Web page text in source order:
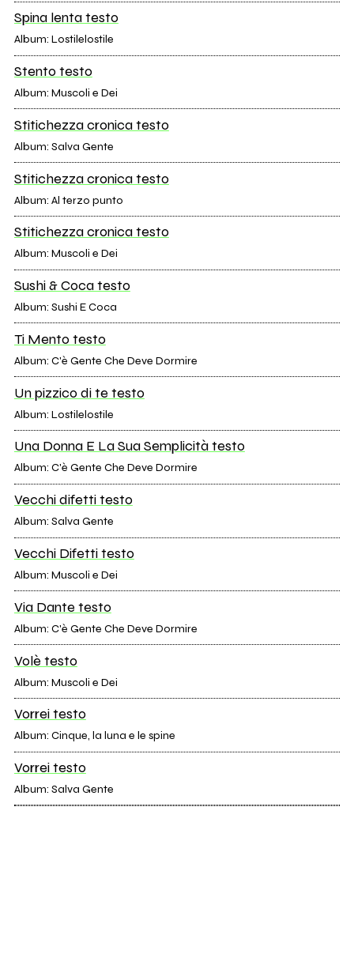
Spina lenta testo
Album: Lostilelostile
Stento testo
Album: Muscoli e Dei
Stitichezza cronica testo
Album: Salva Gente
Stitichezza cronica testo
Album: Al terzo punto
Stitichezza cronica testo
Album: Muscoli e Dei
Sushi & Coca testo
Album: Sushi E Coca
Ti Mento testo
Album: C'è Gente Che Deve Dormire
Un pizzico di te testo
Album: Lostilelostile
Una Donna E La Sua Semplicità testo
Album: C'è Gente Che Deve Dormire
Vecchi difetti testo
Album: Salva Gente
Vecchi Difetti testo
Album: Muscoli e Dei
Via Dante testo
Album: C'è Gente Che Deve Dormire
Volè testo
Album: Muscoli e Dei
Vorrei testo
Album: Cinque, la luna e le spine
Vorrei testo
Album: Salva Gente